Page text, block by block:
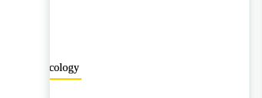
Cycology